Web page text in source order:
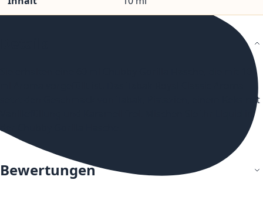
setzt den Geschmack von Tabak, Pistazien, einem Keks mit
der Chubby Gorilla Flasche.
Bewertungen